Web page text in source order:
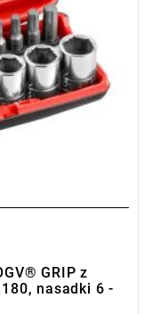
GRIP z
nasadki 6 -